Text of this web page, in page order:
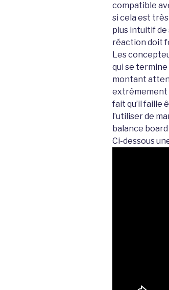
compatible
si cela est
plus intuitif de
réaction doit
Les
qui se termine
montant
extrêmement
fait qu’il faille
l’utiliser de
balance board
Ci-dessous